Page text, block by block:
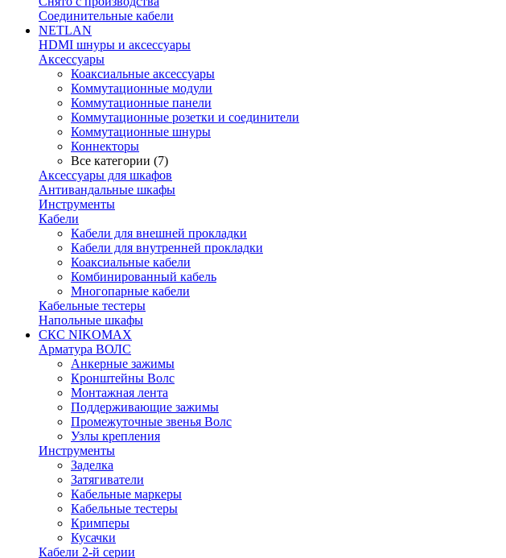
Соединительные кабели
NETLAN
HDMI шнуры и аксессуары
Аксессуары
Коаксиальные аксессуары
Коммутационные модули
Коммутационные панели
Коммутационные розетки и соединители
Коммутационные шнуры
Коннекторы
Все категории (7)
Аксессуары для шкафов
Антивандальные шкафы
Инструменты
Кабели
Кабели для внешней прокладки
Кабели для внутренней прокладки
Коаксиальные кабели
Комбинированный кабель
Многопарные кабели
Кабельные тестеры
Напольные шкафы
СКС NIKOMAX
Арматура ВОЛС
Анкерные зажимы
Кронштейны Волс
Монтажная лента
Поддерживающие зажимы
Промежуточные звенья Волс
Узлы крепления
Инструменты
Заделка
Затягиватели
Кабельные маркеры
Кабельные тестеры
Кримперы
Кусачки
Кабели 2-й серии